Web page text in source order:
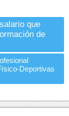
que
de
Deportivas